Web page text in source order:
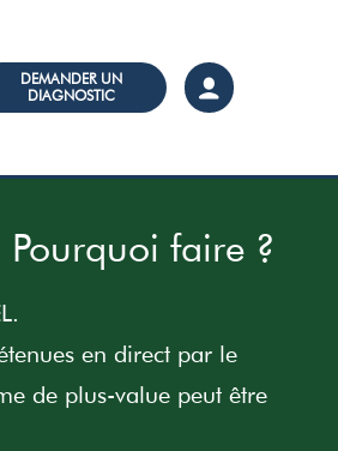
DEMANDER UN
DIAGNOSTIC
Pourquoi faire ?
en direct par le
de plus-value peut être